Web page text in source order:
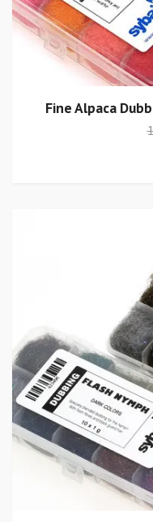
Fine Alpaca